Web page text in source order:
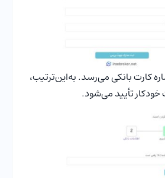
کارت بانکی می‌رسد. به‌این‌ترتیب،
خودکار تأیید می‌شود.